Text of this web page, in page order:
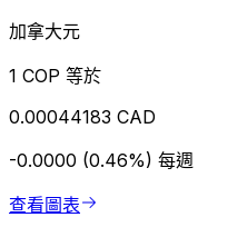
加拿大元
1 COP 等於
0.00044183 CAD
-0.0000 (0.46%) 每週
查看圖表